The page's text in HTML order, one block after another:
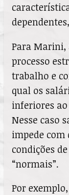
Para Marini,
processo
trabalho e
qual os
inferiores
Nesse caso
impede com
condições
“normais”.
Por